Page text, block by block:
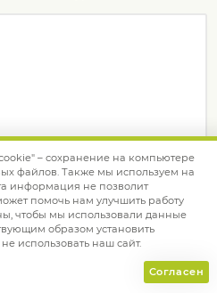
– сохранение на компьютере
файлов. Также мы используем на
информация не позволит
помочь нам улучшить работу
чтобы мы использовали данные
образом установить
использовать наш сайт.
Согласен